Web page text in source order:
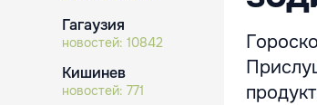
Гагаузия
новостей: 10842
Кишинев
новостей: 771